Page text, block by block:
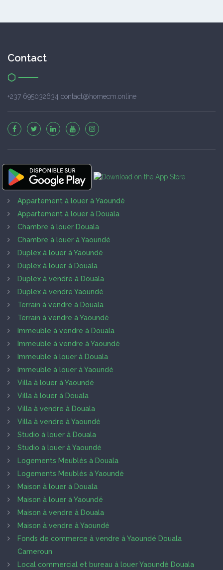
Contact
+237 695032634 contact@homecm.online
Appartement à louer à Yaoundé
Appartement à louer à Douala
Chambre à louer Douala
Chambre à louer à Yaoundé
Duplex à louer à Yaoundé
Duplex à louer à Douala
Duplex à vendre à Douala
Duplex à vendre Yaoundé
Terrain à vendre à Douala
Terrain à vendre à Yaoundé
Immeuble à vendre à Douala
Immeuble à vendre à Yaoundé
Immeuble à louer à Douala
Immeuble à louer à Yaoundé
Villa à louer à Yaoundé
Villa à louer à Douala
Villa à vendre à Douala
Villa à vendre à Yaoundé
Studio à louer à Douala
Studio à louer à Yaoundé
Logements Meublés à Douala
Logements Meublés à Yaoundé
Maison à louer à Douala
Maison à louer à Yaoundé
Maison à vendre à Douala
Maison à vendre à Yaoundé
Fonds de commerce à vendre à Yaoundé Douala
Cameroun
Local commercial et bureau à louer Yaoundé Douala